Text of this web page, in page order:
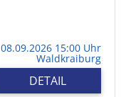
08.09.2026 15:00 Uhr
Waldkraiburg
DETAIL